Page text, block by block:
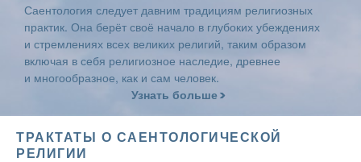
Саентология следует давним традициям религиозных
практик. Она берёт своё начало в глубоких убеждениях
и стремлениях всех великих религий, таким образом
включая в себя религиозное наследие, древнее
и многообразное, как и сам человек.
Узнать больше
ТРАКТАТЫ О САЕНТОЛОГИЧЕСКОЙ
РЕЛИГИИ